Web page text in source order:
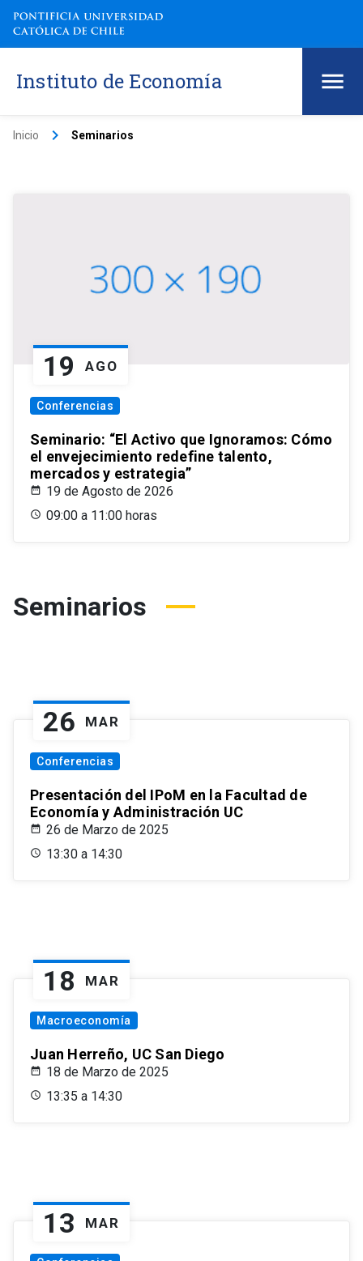
Instituto de Economía
Inicio keyboard_arrow_right Seminarios
19 AGO
Conferencias
Seminario: “El Activo que Ignoramos: Cómo
el envejecimiento redefine talento,
mercados y estrategia”
19 de Agosto de 2026
09:00 a 11:00 horas
Seminarios
26 MAR
Conferencias
Presentación del IPoM en la Facultad de
Economía y Administración UC
26 de Marzo de 2025
13:30 a 14:30
18 MAR
Macroeconomía
Juan Herreño, UC San Diego
18 de Marzo de 2025
13:35 a 14:30
13 MAR